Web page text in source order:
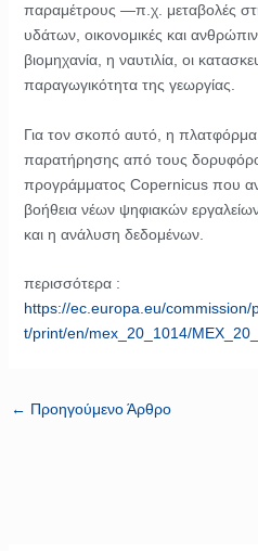
παραμέτρους —π.χ. μεταβολές
υδάτων, οικονομικές και
βιομηχανία, η ναυτιλία, οι
παραγωγικότητα της γεωργίας.
Για τον σκοπό αυτό, η πλατφόρμα
παρατήρησης από τους
προγράμματος Copernicus που
βοήθεια νέων ψηφιακών
και η ανάλυση δεδομένων.
περισσότερα :
https://ec.europa.eu/
t/print/en/mex_20_1014/
← Προηγούμενο Άρθρο